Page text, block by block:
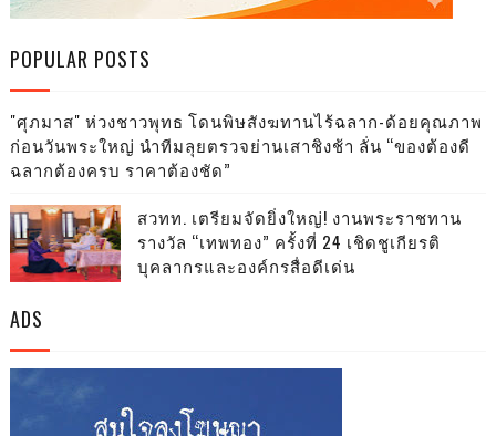
POPULAR POSTS
"ศุภมาส" ห่วงชาวพุทธ โดนพิษสังฆทานไร้ฉลาก-ด้อยคุณภาพ
ก่อนวันพระใหญ่ นำทีมลุยตรวจย่านเสาชิงช้า ลั่น “ของต้องดี
ฉลากต้องครบ ราคาต้องชัด”
สวทท. เตรียมจัดยิ่งใหญ่! งานพระราชทาน
รางวัล “เทพทอง” ครั้งที่ 24 เชิดชูเกียรติ
บุคลากรและองค์กรสื่อดีเด่น
ADS